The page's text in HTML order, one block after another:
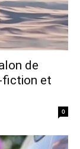
de
fiction et
0